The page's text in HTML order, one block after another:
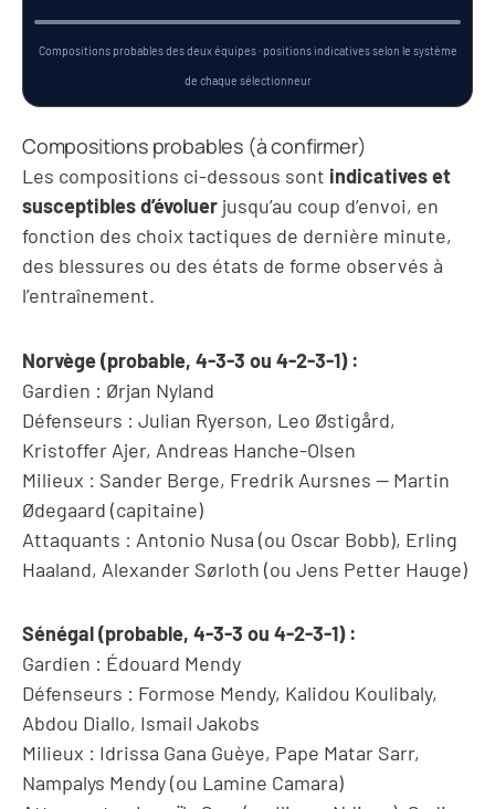
Compositions probables des deux équipes · positions indicatives selon le système
de chaque sélectionneur
Compositions probables (à confirmer)
Les compositions ci-dessous sont indicatives et
susceptibles d’évoluer jusqu’au coup d’envoi, en
fonction des choix tactiques de dernière minute,
des blessures ou des états de forme observés à
l’entraînement.
Norvège (probable, 4-3-3 ou 4-2-3-1) :
Gardien : Ørjan Nyland
Défenseurs : Julian Ryerson, Leo Østigård,
Kristoffer Ajer, Andreas Hanche-Olsen
Milieux : Sander Berge, Fredrik Aursnes — Martin
Ødegaard (capitaine)
Attaquants : Antonio Nusa (ou Oscar Bobb), Erling
Haaland, Alexander Sørloth (ou Jens Petter Hauge)
Sénégal (probable, 4-3-3 ou 4-2-3-1) :
Gardien : Édouard Mendy
Défenseurs : Formose Mendy, Kalidou Koulibaly,
Abdou Diallo, Ismail Jakobs
Milieux : Idrissa Gana Guèye, Pape Matar Sarr,
Nampalys Mendy (ou Lamine Camara)